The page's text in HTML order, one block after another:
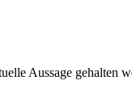
Aussage